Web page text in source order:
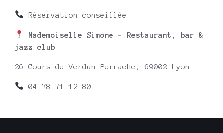
Réservation conseillée
Mademoiselle Simone – Restaurant, bar &
jazz club
26 Cours de Verdun Perrache, 69002 Lyon
04 78 71 12 80